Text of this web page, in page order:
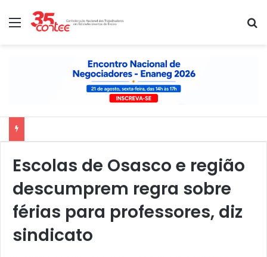
Menu
Escolas de Osasco e região
descumprem regra sobre
férias para professores, diz
sindicato